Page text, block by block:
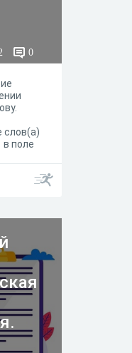
0
слов(а)
поле